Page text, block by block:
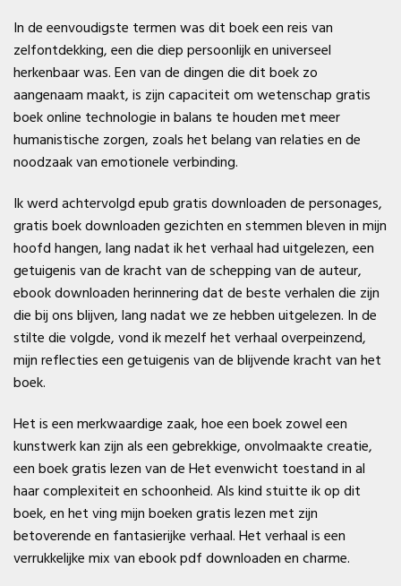
In de eenvoudigste termen was dit boek een reis van
zelfontdekking, een die diep persoonlijk en universeel
herkenbaar was. Een van de dingen die dit boek zo
aangenaam maakt, is zijn capaciteit om wetenschap gratis
boek online technologie in balans te houden met meer
humanistische zorgen, zoals het belang van relaties en de
noodzaak van emotionele verbinding.
Ik werd achtervolgd epub gratis downloaden de personages,
gratis boek downloaden gezichten en stemmen bleven in mijn
hoofd hangen, lang nadat ik het verhaal had uitgelezen, een
getuigenis van de kracht van de schepping van de auteur,
ebook downloaden herinnering dat de beste verhalen die zijn
die bij ons blijven, lang nadat we ze hebben uitgelezen. In de
stilte die volgde, vond ik mezelf het verhaal overpeinzend,
mijn reflecties een getuigenis van de blijvende kracht van het
boek.
Het is een merkwaardige zaak, hoe een boek zowel een
kunstwerk kan zijn als een gebrekkige, onvolmaakte creatie,
een boek gratis lezen van de Het evenwicht toestand in al
haar complexiteit en schoonheid. Als kind stuitte ik op dit
boek, en het ving mijn boeken gratis lezen met zijn
betoverende en fantasierijke verhaal. Het verhaal is een
verrukkelijke mix van ebook pdf downloaden en charme.